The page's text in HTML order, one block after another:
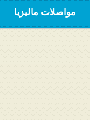
مواصلات ماليزيا